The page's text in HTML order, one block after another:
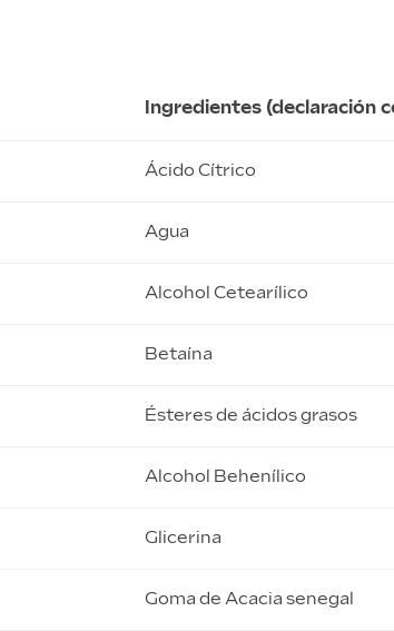
Ingredientes (declaración
Betaína
Ácido Cítrico
Ésteres de ácidos grasos
Alcohol Cetearílico
Alcohol Behenílico
Glicerina
Goma de Acacia senegal
Agua